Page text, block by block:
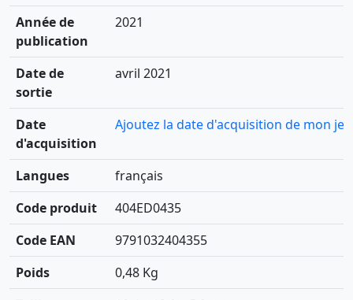
Année de
publication
2021
Date de
sortie
avril 2021
Date
d'acquisition
Ajoutez la date d'acquisition de mon jeu
Langues
français
Code produit
404ED0435
Code EAN
9791032404355
Poids
0,48 Kg